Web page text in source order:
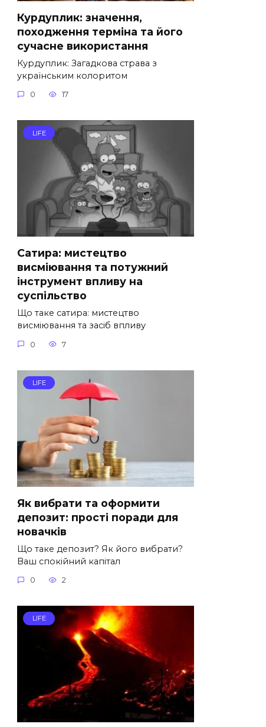
Курдуплик: значення,
походження терміна та його
сучасне використання
Курдуплик: Загадкова страва з
українським колоритом
0 17
LIFE
Сатира: мистецтво
висміювання та потужний
інструмент впливу на
суспільство
Що таке сатира: мистецтво
висміювання та засіб впливу
0 7
LIFE
Як вибрати та оформити
депозит: прості поради для
новачків
Що таке депозит? Як його вибрати?
Ваш спокійний капітал
0 2
LIFE